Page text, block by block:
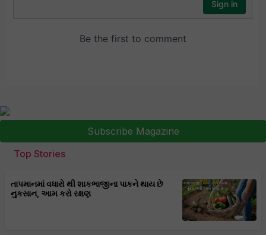
Subscribe Magazine
Top Stories
તાપમાનમાં વધારો થી શાકભાજીના પાકને થાય છે
નુકસાન, આમ કરો રક્ષણ